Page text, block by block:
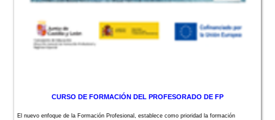
CURSO DE FORMACIÓN DEL PROFESORADO DE FP
El nuevo enfoque de la Formación Profesional, establece como prioridad la formación